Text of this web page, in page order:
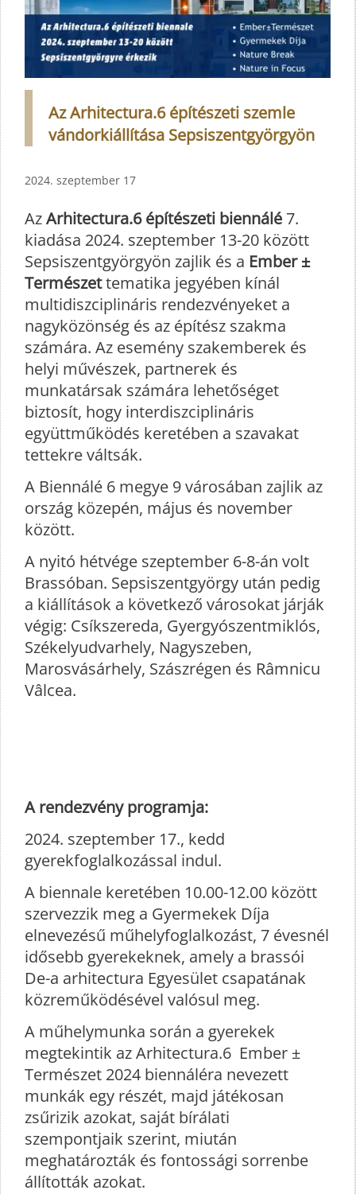
Az Arhitectura.6 építészeti szemle
vándorkiállítása Sepsiszentgyörgyön
2024. szeptember 17
AzArhitectura.6 építészeti biennálé 7.
kiadása 2024. szeptember 13-20 között
Sepsiszentgyörgyön zajlik és a Ember ±
Természettematika jegyében kínál
multidiszciplináris rendezvényeket a
nagyközönség és az építész szakma
számára. Az esemény szakemberek és
helyi művészek, partnerek és
munkatársak számára lehetőséget
biztosít, hogy interdiszciplináris
együttműködés keretében a szavakat
tettekre váltsák.
A Biennálé 6 megye 9 városában zajlik az
ország közepén, május és november
között.
A nyitó hétvége szeptember 6-8-án volt
Brassóban. Sepsiszentgyörgy után pedig
a kiállítások a következő városokat járják
végig: Csíkszereda, Gyergyószentmiklós,
Székelyudvarhely, Nagyszeben,
Marosvásárhely, Szászrégen és Râmnicu
Vâlcea.
A rendezvény programja:
2024. szeptember 17., kedd
gyerekfoglalkozással indul.
A biennale keretében 10.00-12.00 között
szervezzik meg a Gyermekek Díja
elnevezésű műhelyfoglalkozást, 7 évesnél
idősebb gyerekeknek, amely a brassói
De-a arhitectura Egyesület csapatának
közreműködésével valósul meg.
A műhelymunka során a gyerekek
megtekintik az Arhitectura.6 Ember ±
Természet 2024 biennáléra nevezett
munkák egy részét, majd játékosan
zsűrizik azokat, saját bírálati
szempontjaik szerint, miután
meghatározták és fontossági sorrenbe
állították azokat.